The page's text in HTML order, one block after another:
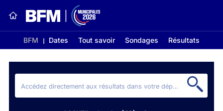
BFM Dates Tout savoir Sondages Résultats